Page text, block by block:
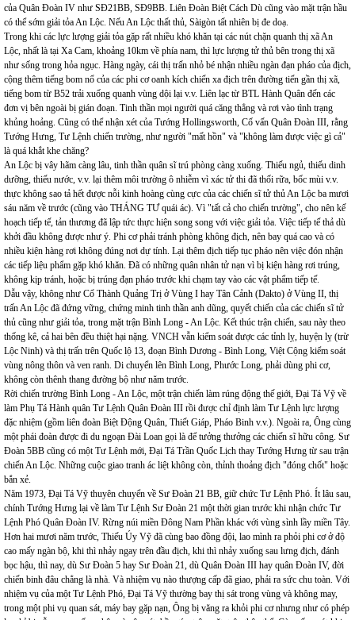
của Quân Đoàn IV như SĐ21BB, SĐ9BB. Liên Đoàn Biệt Cách Dù cũng vào mặt trận hầu
có thể sớm giải tỏa An Lộc. Nếu An Lộc thất thủ, Sàigòn tất nhiên bị đe doạ.
Trong khi các lực lượng giải tỏa gặp rất nhiều khó khăn tại các nút chặn quanh thị xã An
Lộc, nhất là tại Xa Cam, khoảng 10km về phía nam, thì lực lượng tử thủ bên trong thị xã
như sống trong hỏa ngục. Hàng ngày, cái thị trấn nhỏ bé nhận nhiều ngàn đạn pháo của địch,
cộng thêm tiếng bom nổ của các phi cơ oanh kích chiến xa địch trên đường tiến gần thị xã,
tiếng bom từ B52 trải xuống quanh vùng dội lại v.v. Liên lạc từ BTL Hành Quân đến các
đơn vị bên ngoài bị gián đoạn. Tinh thần mọi người quá căng thẳng và rơi vào tình trạng
khủng hoảng. Cũng có thể nhận xét của Tướng Hollingsworth, Cố vấn Quân Đoàn III, rằng
Tướng Hưng, Tư Lệnh chiến trường, như người "mất hồn" và "không làm được việc gì cả"
là quá khắt khe chăng?
An Lộc bị vây hãm càng lâu, tinh thần quân sĩ trú phòng càng xuống. Thiếu ngủ, thiếu dinh
dưỡng, thiếu nước, v.v. lại thêm môi trường ô nhiễm vì xác tử thi đã thối rữa, bốc mùi v.v.
thực không sao tả hết được nỗi kinh hoàng cùng cực của các chiến sĩ tử thủ An Lộc ba mươi
sáu năm về trước (cũng vào THÁNG TƯ quái ác). Vì "tất cả cho chiến trường", cho nên kế
hoạch tiếp tế, tản thương đã lập tức thực hiện song song với việc giải tỏa. Việc tiếp tế thả dù
khởi đầu không được như ý. Phi cơ phải tránh phòng không địch, nên bay quá cao và có
nhiều kiện hàng rơi không đúng nơi dự tính. Lại thêm địch tiếp tục pháo nên việc đón nhận
các tiếp liệu phẩm gặp khó khăn. Đã có những quân nhân tử nạn vì bị kiện hàng rơi trúng,
không kịp tránh, hoặc bị trúng đạn pháo trước khi chạm tay vào các vật phẩm tiếp tế.
Dẫu vậy, không như Cổ Thành Quảng Trị ở Vùng I hay Tân Cảnh (Dakto) ở Vùng II, thị
trấn An Lộc đã đứng vững, chứng minh tinh thần anh dũng, quyết chiến của các chiến sĩ tử
thủ cũng như giải tỏa, trong mặt trận Bình Long - An Lộc. Kết thúc trận chiến, sau này theo
thống kê, cả hai bên đều thiệt hại nặng. VNCH vẫn kiểm soát được các tỉnh lỵ, huyện lỵ (trừ
Lộc Ninh) và thị trấn trên Quốc lộ 13, đoạn Bình Dương - Bình Long, Việt Cộng kiểm soát
vùng nông thôn và ven ranh. Di chuyển lên Bình Long, Phước Long, phải dùng phi cơ,
không còn thênh thang đường bộ như năm trước.
Rời chiến trường Bình Long - An Lộc, một trận chiến làm rúng động thế giới, Đại Tá Vỹ về
làm Phụ Tá Hành quân Tư Lệnh Quân Đoàn III rồi được chỉ định làm Tư Lệnh lực lượng
đặc nhiệm (gồm liên đoàn Biệt Động Quân, Thiết Giáp, Pháo Binh v.v.). Ngoài ra, Ông cùng
một phái đoàn được đi du ngoạn Đài Loan gọi là để tưởng thưởng các chiến sĩ hữu công. Sư
Đoàn 5BB cũng có một Tư Lệnh mới, Đại Tá Trần Quốc Lịch thay Tướng Hưng từ sau trận
chiến An Lộc. Những cuộc giao tranh ác liệt không còn, thỉnh thoảng địch "đóng chốt" hoặc
bắn xẻ.
Năm 1973, Đại Tá Vỹ thuyên chuyển về Sư Đoàn 21 BB, giữ chức Tư Lệnh Phó. Ít lâu sau,
chính Tướng Hưng lại về làm Tư Lệnh Sư Đoàn 21 một thời gian trước khi nhận chức Tư
Lệnh Phó Quân Đoàn IV. Rừng núi miền Đông Nam Phần khác với vùng sình lầy miền Tây.
Hơn hai mươi năm trước, Thiếu Úy Vỹ đã cùng bao đồng đội, lao mình ra phỏi phi cơ ở độ
cao mấy ngàn bộ, khi thì nhảy ngay trên đầu địch, khi thì nhảy xuống sau lưng địch, đánh
bọc hậu, thì nay, dù Sư Đoàn 5 hay Sư Đoàn 21, dù Quân Đoàn III hay quân Đoàn IV, đời
chiến binh đâu chẳng là nhà. Và nhiệm vụ nào thượng cấp đã giao, phải ra sức chu toàn. Với
nhiệm vụ của một Tư Lệnh Phó, Đại Tá Vỹ thường bay thị sát trong vùng và không may,
trong một phi vụ quan sát, máy bay gặp nạn, Ông bị văng ra khỏi phi cơ nhưng như có phép